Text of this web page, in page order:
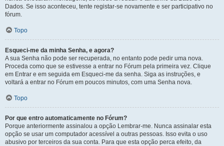
Dados. Se isso aconteceu, tente registar-se novamente e ser participativo no
fórum.
Topo
Esqueci-me da minha Senha, e agora?
A sua Senha não pode ser recuperada, no entanto pode pedir uma nova.
Proceda como que se estivesse a entrar no Fórum pela primeira vez. Clique
em Entrar e em seguida em Esqueci-me da senha. Siga as instruções, e
voltará a entrar no Fórum em poucos minutos, com uma Senha nova.
Topo
Por que entro automaticamente no Fórum?
Porque anteriormente assinalou a opção Lembrar-me. Nunca assinalar esta
opção se usar um computador acessível a outras pessoas. Isso evita o uso
abusivo por terceiros da sua conta. Para que esta opção perca efeito, da